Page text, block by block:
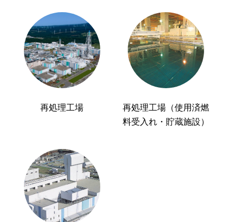
再処理工場
再処理工場（使用済燃
料受入れ・貯蔵施設）